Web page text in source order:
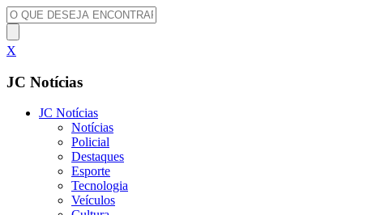
X
JC Notícias
JC Notícias
Notícias
Policial
Destaques
Esporte
Tecnologia
Veículos